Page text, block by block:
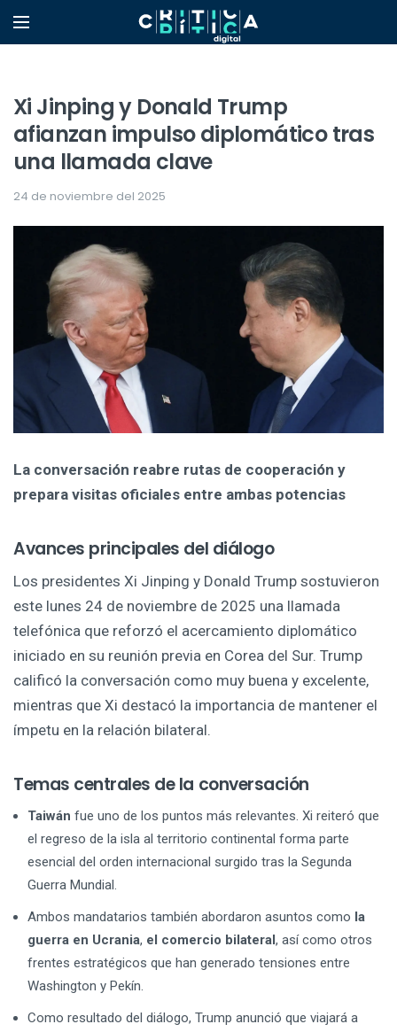
Xi Jinping y Donald Trump
afianzan impulso diplomático tras
una llamada clave
24 de noviembre del 2025
La conversación reabre rutas de cooperación y
prepara visitas oficiales entre ambas potencias
Avances principales del diálogo
Los presidentes Xi Jinping y Donald Trump sostuvieron
este lunes 24 de noviembre de 2025 una llamada
telefónica que reforzó el acercamiento diplomático
iniciado en su reunión previa en Corea del Sur. Trump
calificó la conversación como muy buena y excelente,
mientras que Xi destacó la importancia de mantener el
ímpetu en la relación bilateral.
Temas centrales de la conversación
Taiwán fue uno de los puntos más relevantes. Xi reiteró que
el regreso de la isla al territorio continental forma parte
esencial del orden internacional surgido tras la Segunda
Guerra Mundial.
Ambos mandatarios también abordaron asuntos como la
guerra en Ucrania, el comercio bilateral, así como otros
frentes estratégicos que han generado tensiones entre
Washington y Pekín.
Como resultado del diálogo, Trump anunció que viajará a